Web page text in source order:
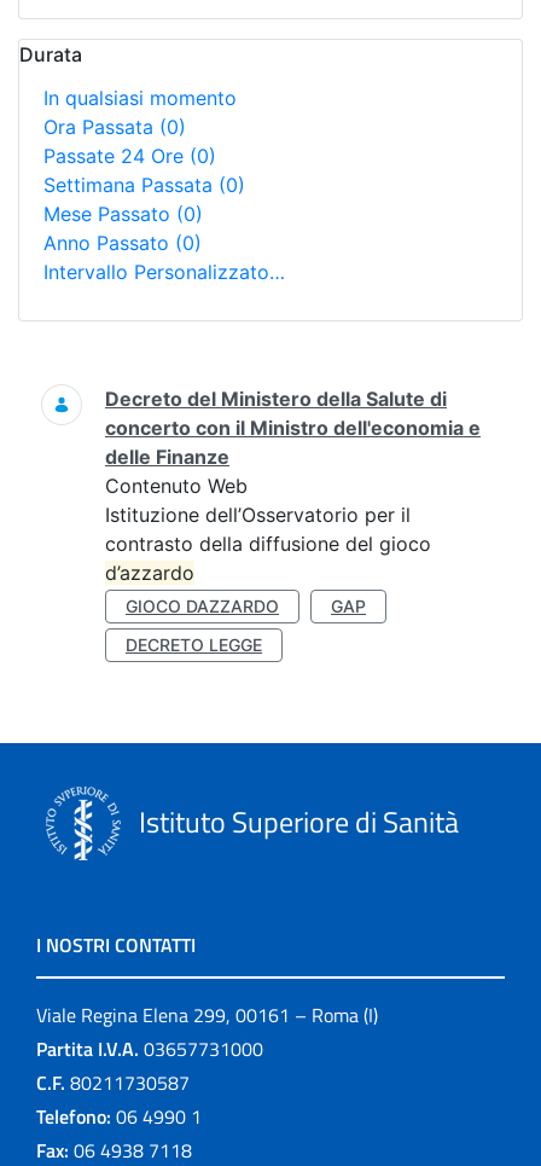
Durata
In qualsiasi momento
Ora Passata (0)
Passate 24 Ore (0)
Settimana Passata (0)
Mese Passato (0)
Anno Passato (0)
Intervallo Personalizzato…
Ricerca
Decreto del Ministero della Salute di
concerto con il Ministro dell'economia e
delle Finanze
Contenuto Web
Istituzione dell’Osservatorio per il
contrasto della diffusione del gioco
d’azzardo
GIOCO DAZZARDO
GAP
DECRETO LEGGE
Istituto Superiore di Sanità
I NOSTRI CONTATTI
Viale Regina Elena 299, 00161 – Roma (I)
Partita I.V.A. 03657731000
C.F. 80211730587
Telefono: 06 4990 1
Fax: 06 4938 7118